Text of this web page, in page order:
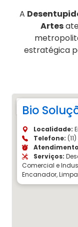
A
Artes
estratégica
Bio
Localidade:
Telefone:
Serviços:
Comercial e
Encanador,